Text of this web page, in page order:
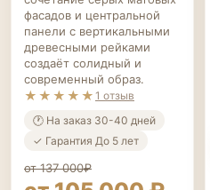
панели с вертикальными
древесными рейками
создаёт солидный и
современный образ.
★★★★★1 отзыв
🕐 На заказ 30-40 дней
✓ Гарантия До 5 лет
от 137 000₽
от 105 000 ₽